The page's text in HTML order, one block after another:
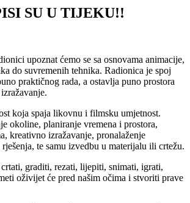
SU U TIJEKU!!
upoznat ćemo se sa osnovama animacije,
do suvremenih tehnika. Radionica je spoj
praktičnog rada, a ostavlja puno prostora
koja spaja likovnu i filmsku umjetnost.
okoline, planiranje vremena i prostora,
kreativno izražavanje, pronalaženje
te samu izvedbu u materijalu ili crtežu.
graditi, rezati, lijepiti, snimati, igrati,
oživijet će pred našim očima i stvoriti prave